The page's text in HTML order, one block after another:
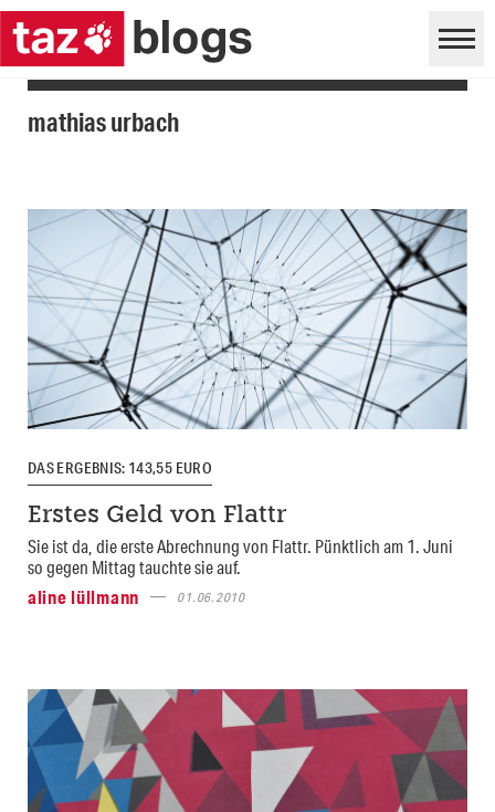
mathias urbach
DAS ERGEBNIS: 143,55 EURO
Erstes Geld von Flattr
Sie ist da, die erste Abrechnung von Flattr. Pünktlich am 1. Juni
so gegen Mittag tauchte sie auf.
aline lüllmann
01.06.2010